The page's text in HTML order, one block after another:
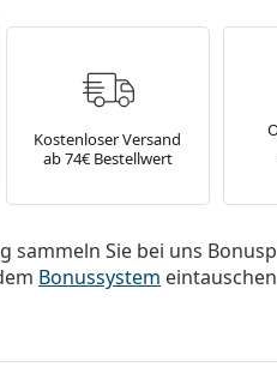
Kostenloser Versand
ab 74€ Bestellwert
sammeln Sie bei uns
Bonussystem